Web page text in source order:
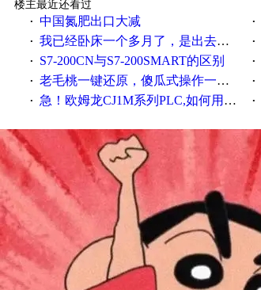
楼主最近还看过
· 中国氮肥出口大减 ·
· 我已经卧床一个多月了，是出去安装机械手在高速遭遇车祸所致:大家工作都要特别注意啊 ·
· S7-200CN与S7-200SMART的区别 ·
· 老毛桃一键还原，傻瓜式操作一键轻松备份还原；程序为向导式安装，一键即可实现自动备份或还原系统。 ·
· 急！欧姆龙CJ1M系列PLC,如何用时间控制变频器。要求时间在组态王中可以自由输入！拜托各位大神了！ ·